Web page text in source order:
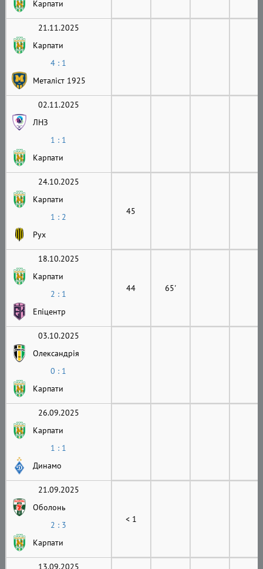
Карпати
21.11.2025
Карпати
4 : 1
Металіст 1925
02.11.2025
ЛНЗ
1 : 1
Карпати
24.10.2025
Карпати
1 : 2
Рух
45
18.10.2025
Карпати
2 : 1
Епіцентр
44 65'
03.10.2025
Олександрія
0 : 1
Карпати
26.09.2025
Карпати
1 : 1
Динамо
21.09.2025
Оболонь
2 : 3
Карпати
< 1
13.09.2025